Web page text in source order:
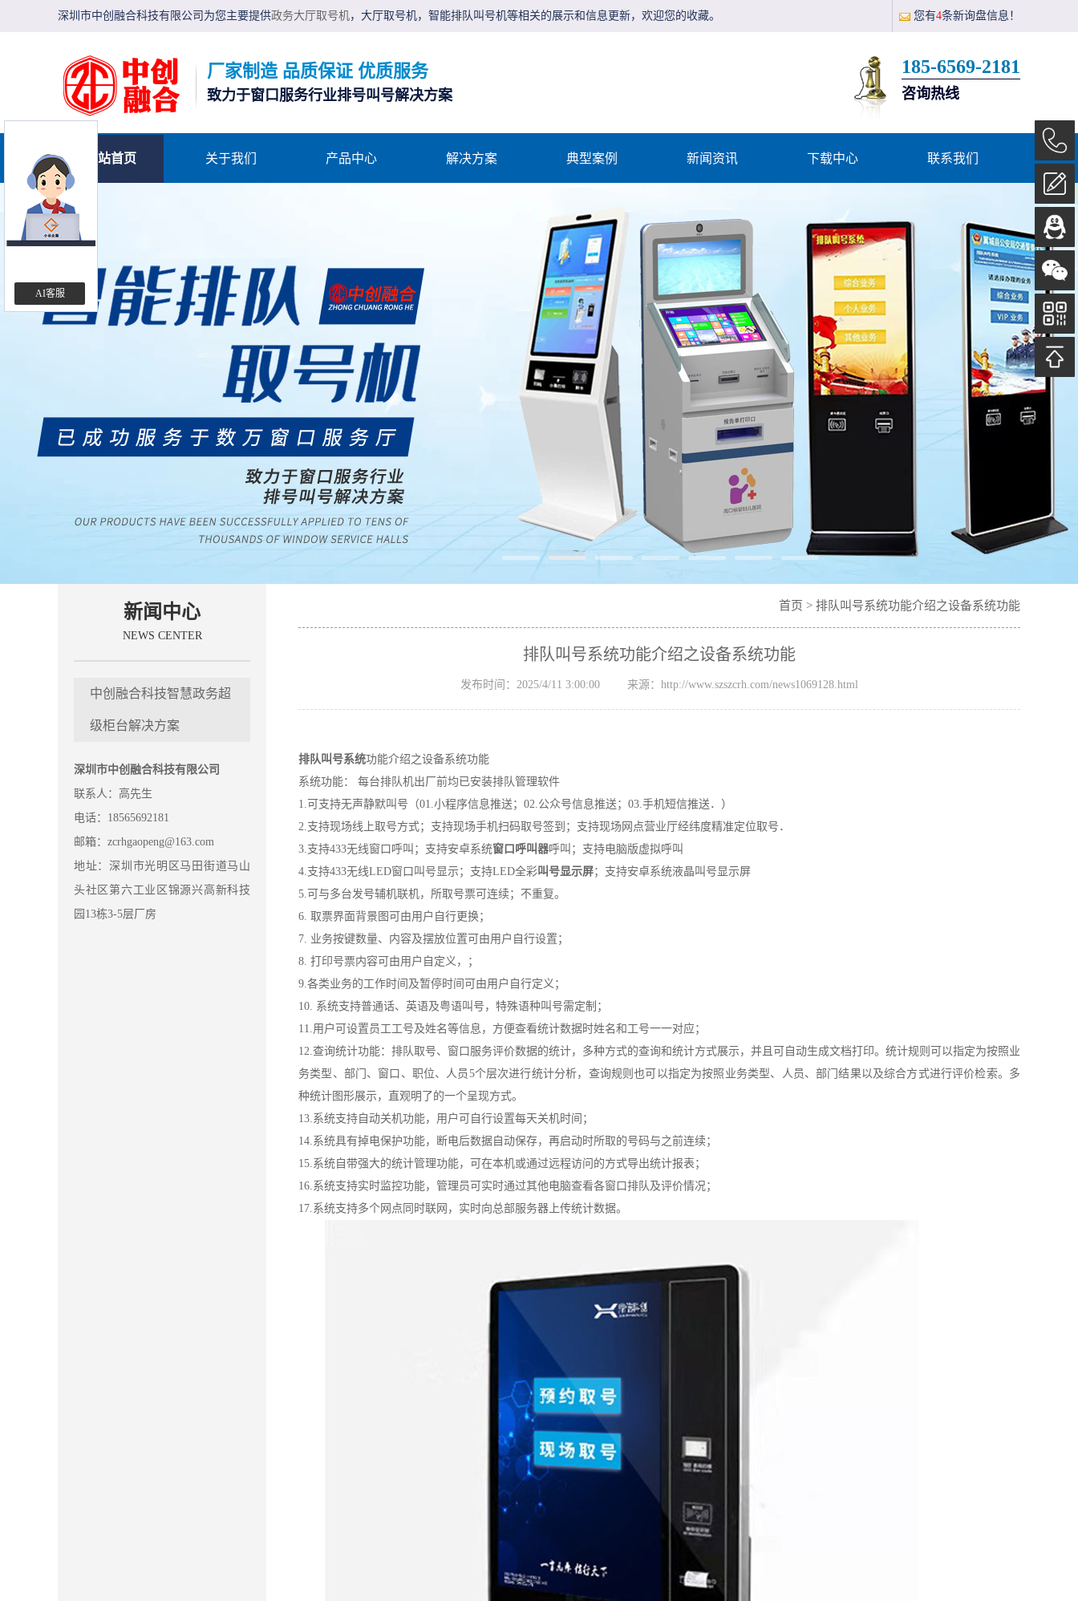
深圳市中创融合科技有限公司为您主要提供政务大厅取号机，大厅取号机，智能排队叫号机等相关的展示和信息更新，欢迎您的收藏。 您有4条新询盘信息！
厂家制造 品质保证 优质服务
致力于窗口服务行业排号叫号解决方案
185-6569-2181
咨询热线
网站首页 关于我们 产品中心 解决方案 典型案例 新闻资讯 下载中心 联系我们
新闻中心
NEWS CENTER
中创融合科技智慧政务超
级柜台解决方案
深圳市中创融合科技有限公司
联系人：高先生
电话：18565692181
邮箱：zcrhgaopeng@163.com
地址：深圳市光明区马田街道马山
头社区第六工业区锦源兴高新科技
园13栋3-5层厂房
首页 > 排队叫号系统功能介绍之设备系统功能
排队叫号系统功能介绍之设备系统功能
发布时间：2025/4/11 3:00:00 来源：http://www.szszcrh.com/news1069128.html
排队叫号系统功能介绍之设备系统功能
系统功能： 每台排队机出厂前均已安装排队管理软件
1.可支持无声静默叫号（01.小程序信息推送；02.公众号信息推送；03.手机短信推送．）
2.支持现场线上取号方式；支持现场手机扫码取号签到；支持现场网点营业厅经纬度精准定位取号．
3.支持433无线窗口呼叫；支持安卓系统窗口呼叫器呼叫；支持电脑版虚拟呼叫
4.支持433无线LED窗口叫号显示；支持LED全彩叫号显示屏；支持安卓系统液晶叫号显示屏
5.可与多台发号辅机联机，所取号票可连续；不重复。
6. 取票界面背景图可由用户自行更换；
7. 业务按键数量、内容及摆放位置可由用户自行设置；
8. 打印号票内容可由用户自定义，；
9.各类业务的工作时间及暂停时间可由用户自行定义；
10. 系统支持普通话、英语及粤语叫号，特殊语种叫号需定制；
11.用户可设置员工工号及姓名等信息，方便查看统计数据时姓名和工号一一对应；
12.查询统计功能：排队取号、窗口服务评价数据的统计，多种方式的查询和统计方式展示，并且可自动生成文档打印。统计规则可以指定为按照业
务类型、部门、窗口、职位、人员5个层次进行统计分析，查询规则也可以指定为按照业务类型、人员、部门结果以及综合方式进行评价检索。多
种统计图形展示，直观明了的一个呈现方式。
13.系统支持自动关机功能，用户可自行设置每天关机时间；
14.系统具有掉电保护功能，断电后数据自动保存，再启动时所取的号码与之前连续；
15.系统自带强大的统计管理功能，可在本机或通过远程访问的方式导出统计报表；
16.系统支持实时监控功能，管理员可实时通过其他电脑查看各窗口排队及评价情况；
17.系统支持多个网点同时联网，实时向总部服务器上传统计数据。
AI客服